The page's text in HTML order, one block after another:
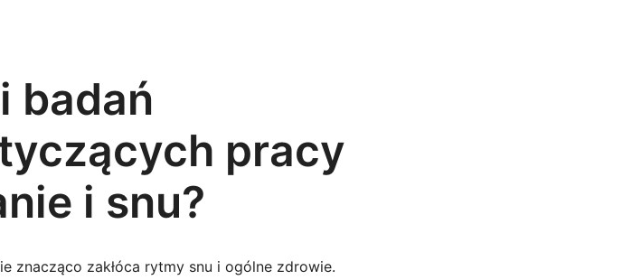
badań
pracy
i snu?
znacząco zakłóca rytmy snu i ogólne zdrowie.